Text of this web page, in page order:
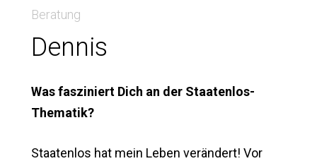
Beratung
Dennis
Was fasziniert Dich an der Staatenlos-
Thematik?
Staatenlos hat mein Leben verändert! Vor